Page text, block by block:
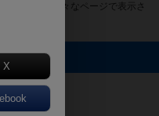
6の画像は様々なページで表示さ
X